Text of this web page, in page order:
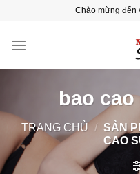
content
Chào mừng đến
bao
TRANG CHỦ / SẢN
CAO